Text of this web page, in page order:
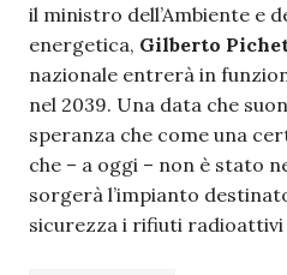
il ministro dell’Ambiente e
energetica, Gilberto
nazionale entrerà in
nel 2039. Una data che
speranza che come una
che – a oggi – non è stato
sorgerà l’impianto
sicurezza i rifiuti radioattivi